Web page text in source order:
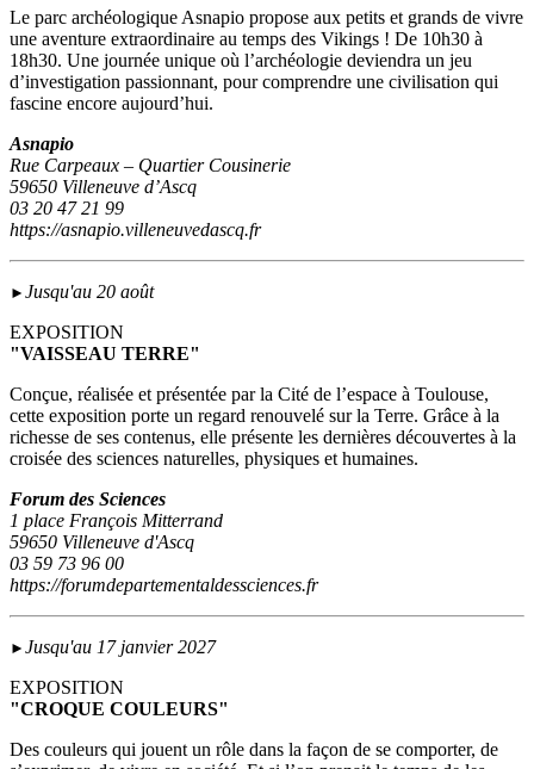
Le parc archéologique Asnapio propose aux petits et grands de vivre
une aventure extraordinaire au temps des Vikings ! De 10h30 à
18h30. Une journée unique où l’archéologie deviendra un jeu
d’investigation passionnant, pour comprendre une civilisation qui
fascine encore aujourd’hui.
Asnapio
Rue Carpeaux – Quartier Cousinerie
59650 Villeneuve d’Ascq
03 20 47 21 99
https://asnapio.villeneuvedascq.fr
► Jusqu'au 20 août
EXPOSITION
"VAISSEAU TERRE"
Conçue, réalisée et présentée par la Cité de l’espace à Toulouse,
cette exposition porte un regard renouvelé sur la Terre. Grâce à la
richesse de ses contenus, elle présente les dernières découvertes à la
croisée des sciences naturelles, physiques et humaines.
Forum des Sciences
1 place François Mitterrand
59650 Villeneuve d'Ascq
03 59 73 96 00
https://forumdepartementaldessciences.fr
► Jusqu'au 17 janvier 2027
EXPOSITION
"CROQUE COULEURS"
Des couleurs qui jouent un rôle dans la façon de se comporter, de